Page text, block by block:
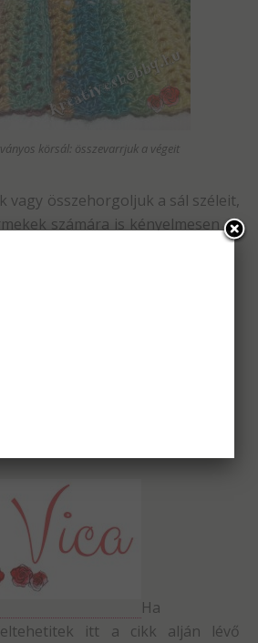
körsál: összevarrjuk a végeit
vagy összehorgoljuk a sál széleit,
számára is kényelmesen és
Ha
itt a cikk alján lévő